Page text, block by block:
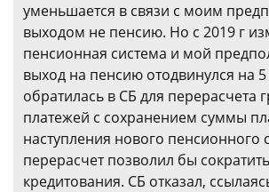
уменьшается в связи с моим
выходом не пенсию. Но с 2019 г
пенсионная система и мой
выход на пенсию отодвинулся на 5
обратилась в СБ для перерасчета
платежей с сохранением суммы
наступления нового пенсионного
перерасчет позволил бы
кредитования. СБ отказал,